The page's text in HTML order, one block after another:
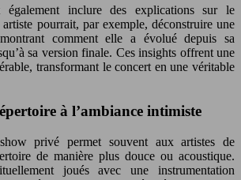
inclure des explications sur le
pourrait, par exemple, déconstruire une
comment elle a évolué depuis sa
sa version finale. Ces insights offrent une
transformant le concert en une véritable
à l’ambiance intimiste
show privé permet souvent aux artistes de
de manière plus douce ou acoustique.
joués avec une instrumentation